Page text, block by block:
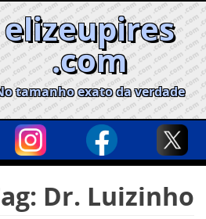
elizeupires
.com
tamanho exato da verdade
Dr. Luizinho